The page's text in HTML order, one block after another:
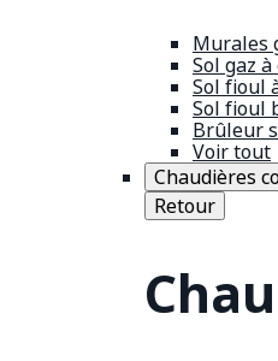
Murales
Sol gaz
Sol fioul
Sol fioul
Brûleur
Voir tout
Chaudières
Retour